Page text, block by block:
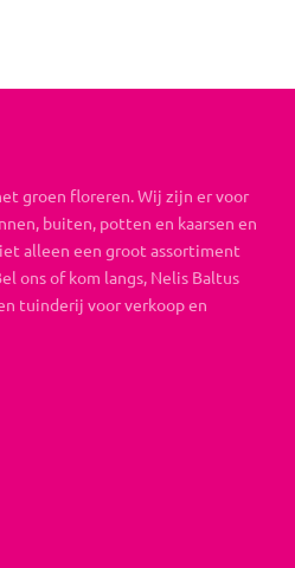
groen floreren. Wij zijn er voor
buiten, potten en kaarsen en
alleen een groot assortiment
ons of kom langs, Nelis Baltus
tuinderij voor verkoop en